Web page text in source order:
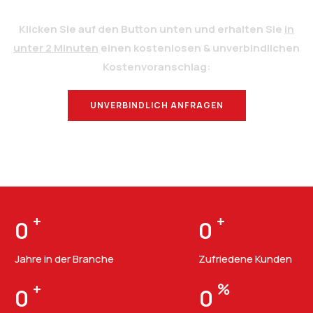
Klicken Sie auf den Button unten und erhalten Sie in
unter 2 Minuten einen kostenlosen & unverbindlichen
Kostenvoranschlag:
UNVERBINDLICH ANFRAGEN
0 +
Jahre in der Branche
0 +
Zufriedene Kunden
0 + 0 %